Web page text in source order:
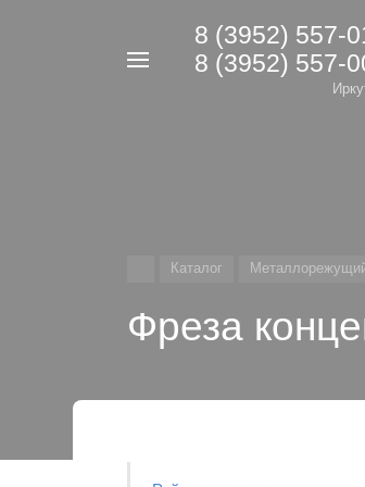
8 (3952) 557-
8 (3952) 557-
Каталог
Фреза